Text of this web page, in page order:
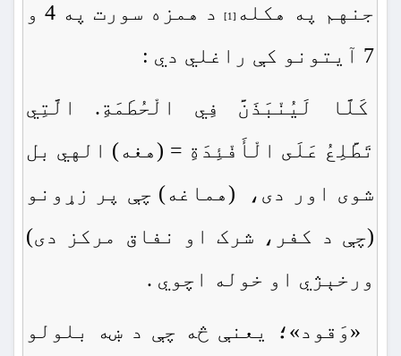
جنهم په هكله [1]
د همزه سورت په 4 و
7 آيتونو كې راغلي دي :
كَلَّا لَيُنْبَذَنَّ فِي الْحُطَمَةِ. الَّتِي
تَطَّلِعُ عَلَى الْأَفْئِدَةِ = (هغه) الهي بل
شوى اور دى، (هماغه) چې پر زړونو
(چې د کفر، شرک او نفاق مرکز دی)
ورخېژي او خوله اچوي .
«وَقود»؛ يعنې څه چې د ښه بلولو